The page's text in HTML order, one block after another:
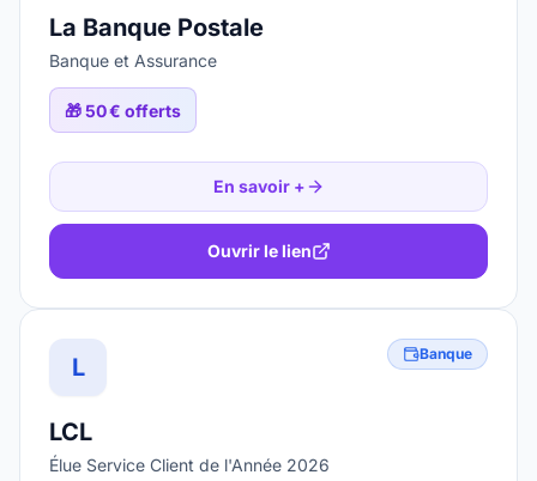
La Banque Postale
Banque et Assurance
🎁50 € offerts
En savoir +
Ouvrir le lien
L Banque
LCL
Élue Service Client de l'Année 2026